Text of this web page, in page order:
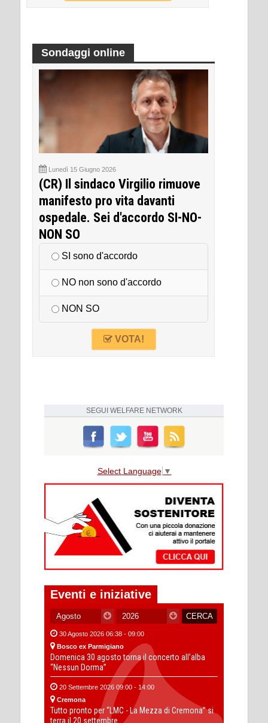
Sondaggi online
Lunedì 15 Giugno 2026
(CR) Il sindaco Virgilio rimuove
manifesto pro vita davanti
ospedale. Sei d'accordo SI-NO-
NON SO
SI sono d'accordo
NO non sono d'accordo
NON SO
VOTA!
SEGUI WELFARE NETWORK
Select Language ▼
Eventi e iniziative
30 Agosto 2026 06:38 - 09:00
Bosco ex Parmigiano
Domenica 30 agosto torna il concerto all’alba
“Nessun Dorma”
20 Settembre 2026 09:00 - 14:00
Cremona
Tutto pronto per “LMC - La Mezza di Cremona” si
terra il 20 settembre